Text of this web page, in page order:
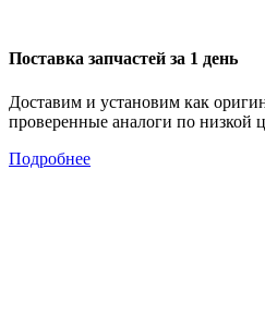
Поставка запчастей за 1 день
Доставим и установим как
проверенные аналоги по низкой
Подробнее